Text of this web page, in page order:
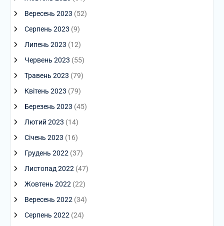
Вересень 2023 (52)
Серпень 2023 (9)
Липень 2023 (12)
Червень 2023 (55)
Травень 2023 (79)
Квітень 2023 (79)
Березень 2023 (45)
Лютий 2023 (14)
Січень 2023 (16)
Грудень 2022 (37)
Листопад 2022 (47)
Жовтень 2022 (22)
Вересень 2022 (34)
Серпень 2022 (24)